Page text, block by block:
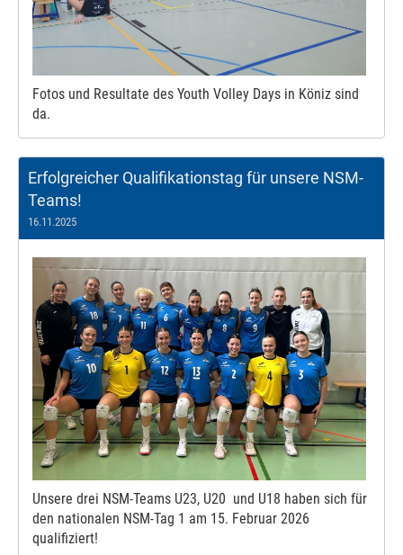
Fotos und Resultate des Youth Volley Days in Köniz sind
da.
Erfolgreicher Qualifikationstag für unsere NSM-
Teams!
16.11.2025
Unsere drei NSM-Teams U23, U20 und U18 haben sich für
den nationalen NSM-Tag 1 am 15. Februar 2026
qualifiziert!